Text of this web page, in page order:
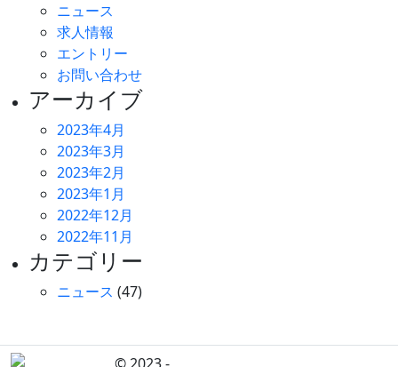
ニュース
求人情報
エントリー
お問い合わせ
アーカイブ
2023年4月
2023年3月
2023年2月
2023年1月
2022年12月
2022年11月
カテゴリー
ニュース (47)